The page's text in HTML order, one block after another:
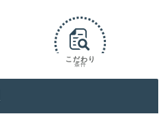
こだわり
条件